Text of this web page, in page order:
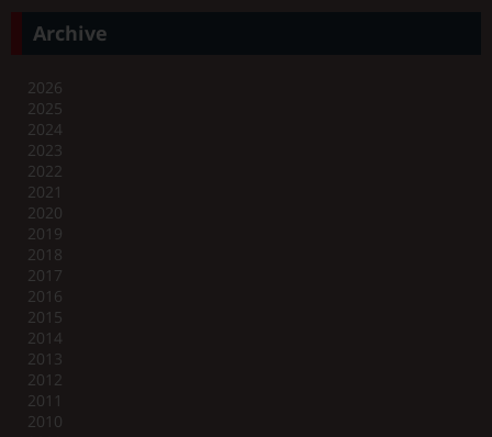
Archive
2026
2025
2024
2023
2022
2021
2020
2019
2018
2017
2016
2015
2014
2013
2012
2011
2010